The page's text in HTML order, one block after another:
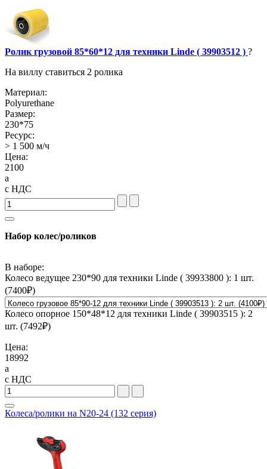
Ролик грузовой 85*60*12 для техники Linde ( 39903512 ) ?
На виллу ставиться 2 ролика
Материал:
Polyurethane
Размер:
230*75
Ресурс:
> 1 500 м/ч
Цена:
2100
a
с НДС
Набор колес/роликов
В наборе:
Колесо ведущее 230*90 для техники Linde ( 39933800 ): 1 шт.
(7400₽)
Колесо опорное 150*48*12 для техники Linde ( 39903515 ): 2
шт. (7492₽)
Цена:
18992
a
с НДС
Колеса/ролики на N20-24 (132 серия)